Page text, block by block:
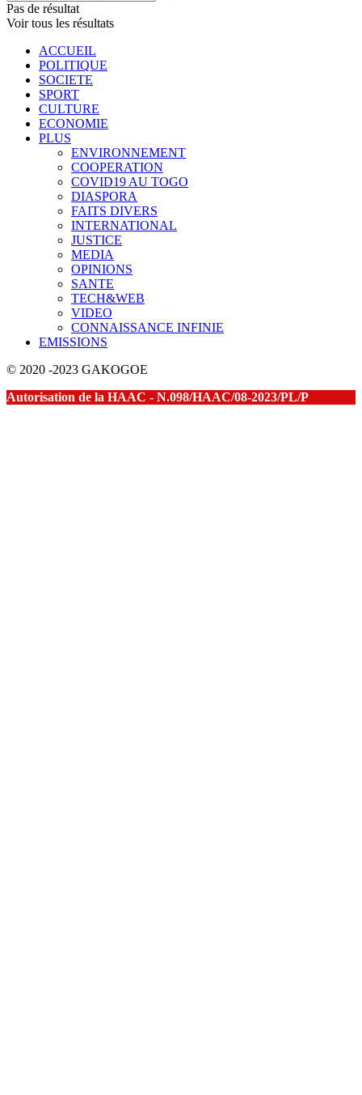
Pas de résultat
Voir tous les résultats
ACCUEIL
POLITIQUE
SOCIETE
SPORT
CULTURE
ECONOMIE
PLUS
ENVIRONNEMENT
COOPERATION
COVID19 AU TOGO
DIASPORA
FAITS DIVERS
INTERNATIONAL
JUSTICE
MEDIA
OPINIONS
SANTE
TECH&WEB
VIDEO
CONNAISSANCE INFINIE
EMISSIONS
© 2020 -2023 GAKOGOE
Autorisation de la HAAC - N.098/HAAC/08-2023/PL/P